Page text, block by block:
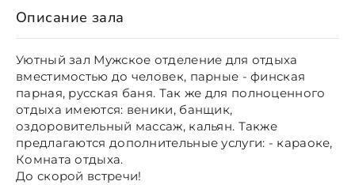
Описание зала
Уютный зал Мужское отделение для отдыха
вместимостью до человек, парные - финская
парная, русская баня. Так же для полноценного
отдыха имеются: веники, банщик,
оздоровительный массаж, кальян. Также
предлагаются дополнительные услуги: - караоке,
Комната отдыха.
До скорой встречи!